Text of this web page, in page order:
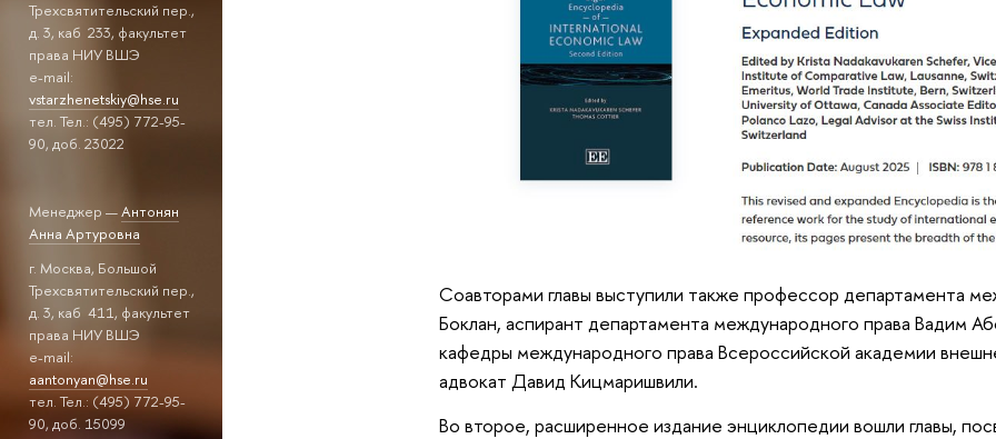
Трехсвятительский пер.,
д. 3, каб 233, факультет
права НИУ ВШЭ
e-mail:
vstarzhenetskiy@hse.ru
тел. Тел.: (495) 772-95-
90, доб. 23022
Менеджер —Антонян
Анна Артуровна
г. Москва, Большой
Трехсвятительский пер.,
д. 3, каб 411, факультет
права НИУ ВШЭ
e-mail:
aantonyan@hse.ru
тел. Тел.: (495) 772-95-
90, доб. 15099
Соавторами главы выступили также профессор департамента
Боклан, аспирант департамента международного права Вадим
кафедры международного права Всероссийской академии
адвокат Давид Кицмаришвили.
Во второе, расширенное издание энциклопедии вошли главы,